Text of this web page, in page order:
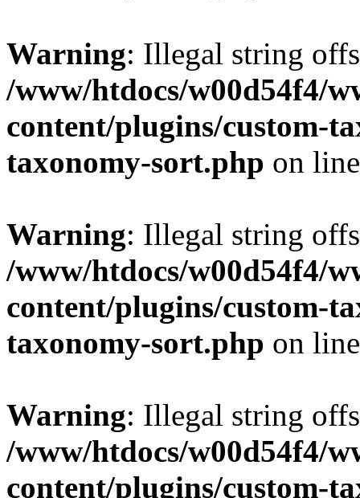
Warning: Illegal string
/www/htdocs/w00d54f4/
content/plugins/custom-
taxonomy-sort.php on
Warning: Illegal string
/www/htdocs/w00d54f4/
content/plugins/custom-
taxonomy-sort.php on
Warning: Illegal string
/www/htdocs/w00d54f4/
content/plugins/custom-